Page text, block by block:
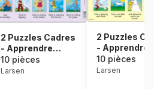
2 Puzzles Cadres
- Apprendre
l'Anglais : Read
and Look 13-14
10 pièces
Larsen
2 Puzzles
- Apprendre
l'Anglais :
and Look 15-
10 pièces
Larsen